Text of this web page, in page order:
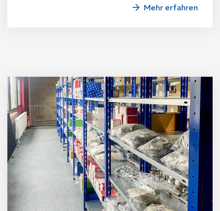
Mehr erfahren